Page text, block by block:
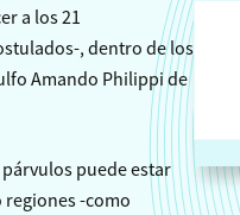
a los 21
, dentro de los
Amando Philippi de
puede estar
regiones -como